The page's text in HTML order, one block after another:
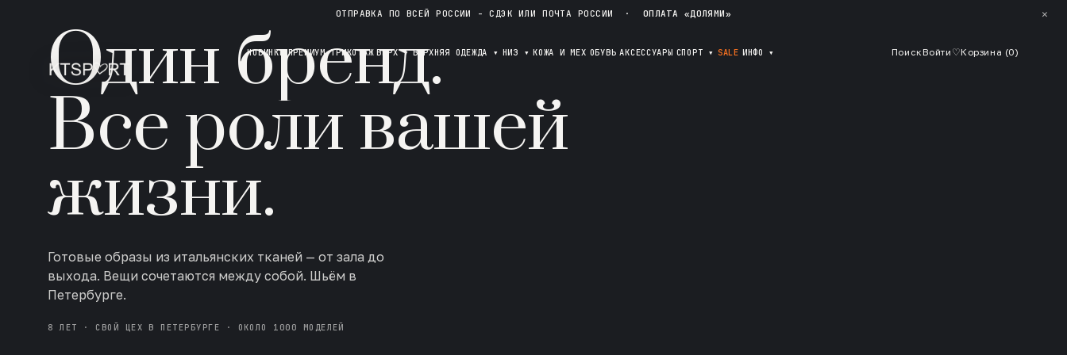
ОТПРАВКА ПО ВСЕЙ РОССИИ - СДЭК ИЛИ ПОЧТА РОССИИ · ОПЛАТА «ДОЛЯМИ» ✕
НОВИНКИ ПРЕМИУМ ТРИКОТАЖ ВЕРХ▾ ВЕРХНЯЯ ОДЕЖДА ▾ НИЗ ▾ КОЖА И МЕХ ОБУВЬ АКСЕССУАРЫ СПОРТ ▾ SALE ИНФО ▾ ПоискВойти ♡Корзина (0)
Один бренд.
Все роли вашей
жизни.
Готовые образы из итальянских тканей — от зала до
выхода. Вещи сочетаются между собой. Шьём в
Петербурге.
8 ЛЕТ · СВОЙ ЦЕХ В ПЕТЕРБУРГЕ · ОКОЛО 1000 МОДЕЛЕЙ